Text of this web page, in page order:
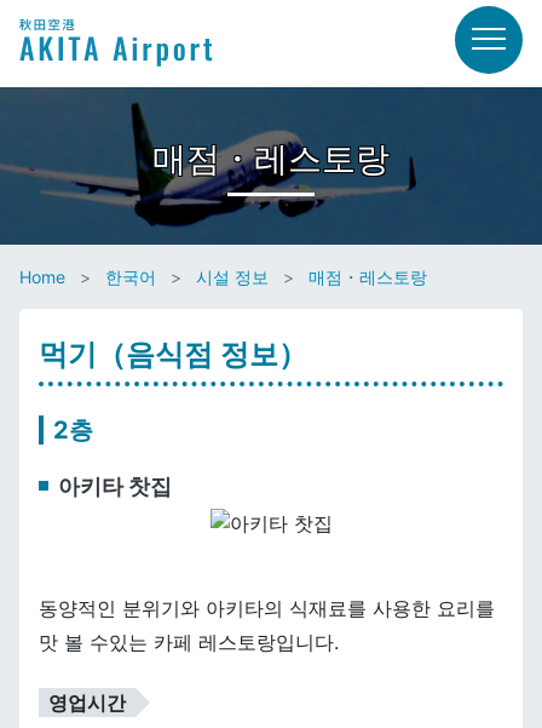
매점・레스토랑
Home 한국어 시설 정보 매점・레스토랑
먹기（음식점 정보）
2층
아키타 찻집
동양적인 분위기와 아키타의 식재료를 사용한 요리를
맛 볼 수있는 카페 레스토랑입니다.
영업시간